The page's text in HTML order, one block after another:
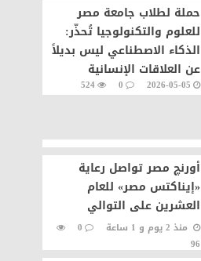
حملة لطلاب جامعة مصر
للعلوم والتكنولوجيا تُحذّر:
الذكاء الاصطناعي ليس بديلاً
عن العلاقات الإنسانية
2026-05-05
0
524
أورنچ مصر تواصل رعاية
«إيناكتس مصر» للعام
العشرين على التوالي
منذ 2 يوم و 1 ساعة
0
96